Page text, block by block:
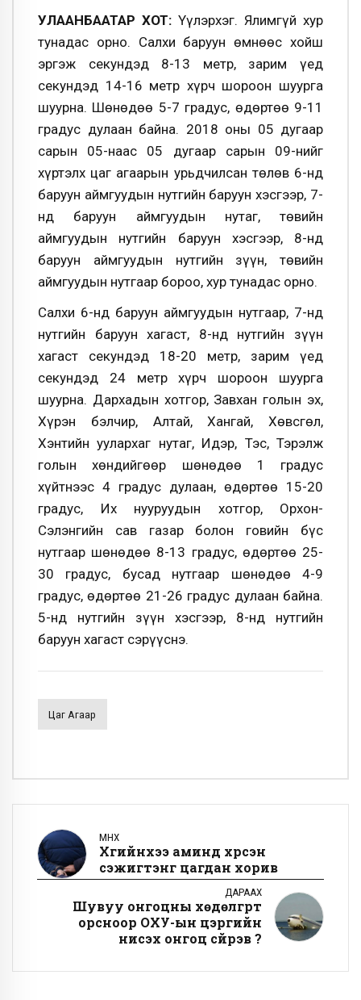
УЛААНБААТАР ХОТ: Үүлэрхэг. Ялимгүй хур
тунадас орно. Салхи баруун өмнөөс хойш
эргэж секундэд 8-13 метр, зарим үед
секундэд 14-16 метр хүрч шороон шуурга
шуурна. Шөнөдөө 5-7 градус, өдөртөө 9-11
градус дулаан байна. 2018 оны 05 дугаар
сарын 05-наас 05 дугаар сарын 09-нийг
хүртэлх цаг агаарын урьдчилсан төлөв 6-нд
баруун аймгуудын нутгийн баруун хэсгээр, 7-
нд баруун аймгуудын нутаг, төвийн
аймгуудын нутгийн баруун хэсгээр, 8-нд
баруун аймгуудын нутгийн зүүн, төвийн
аймгуудын нутгаар бороо, хур тунадас орно.
Салхи 6-нд баруун аймгуудын нутгаар, 7-нд
нутгийн баруун хагаст, 8-нд нутгийн зүүн
хагаст секундэд 18-20 метр, зарим үед
секундэд 24 метр хүрч шороон шуурга
шуурна. Дархадын хотгор, Завхан голын эх,
Хүрэн бэлчир, Алтай, Хангай, Хөвсгөл,
Хэнтийн уулархаг нутаг, Идэр, Тэс, Тэрэлж
голын хөндийгөөр шөнөдөө 1 градус
хүйтнээс 4 градус дулаан, өдөртөө 15-20
градус, Их нууруудын хотгор, Орхон-
Сэлэнгийн сав газар болон говийн бүс
нутгаар шөнөдөө 8-13 градус, өдөртөө 25-
30 градус, бусад нутгаар шөнөдөө 4-9
градус, өдөртөө 21-26 градус дулаан байна.
5-нд нутгийн зүүн хэсгээр, 8-нд нутгийн
баруун хагаст сэрүүснэ.
Цаг Агаар
ӨМНӨХ
Хүүгийнхээ аминд хүрсэн
сэжигтэнг цагдан хорив
ДАРААХ
Шувуу онгоцны хөдөлгүүрт
орсноор ОХУ-ын цэргийн
нисэх онгоц сүйрэв үү?